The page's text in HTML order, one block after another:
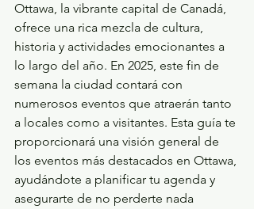
Ottawa, la vibrante capital de Canadá,
ofrece una rica mezcla de cultura,
historia y actividades emocionantes a
lo largo del año. En 2025, este fin de
semana la ciudad contará con
numerosos eventos que atraerán tanto
a locales como a visitantes. Esta guía te
proporcionará una visión general de
los eventos más destacados en Ottawa,
ayudándote a planificar tu agenda y
asegurarte de no perderte nada